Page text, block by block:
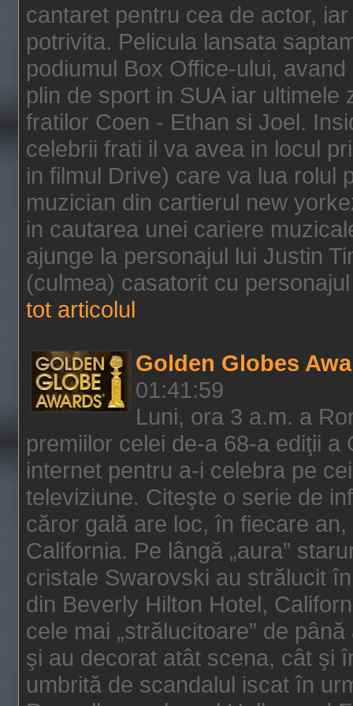
cantaret pentru cea de actor,
potrivita. Pelicula lansata
podiumul Box Office-ului,
plin de sport in SUA iar
fratilor Coen - Ethan si Joel.
celebrii frati il va avea in locul
in filmul Drive) care va lua rolul
muzician din cartierul new
in cautarea unei cariere
ajunge la personajul lui Justin
(culmea) casatorit cu
tot articolul
Golden Globes
01:41:59
Luni, ora 3 a.m. a
premiilor celei de-a 68-a ediţii
internet pentru a-i celebra pe
televiziune. Citeşte o serie de
căror gală are loc, în fiecare
California. Pe lângă „aura”
cristale Swarovski au strălucit
din Beverly Hilton Hotel,
cele mai „strălucitoare” de
şi au decorat atât scena, cât şi
umbrită de scandalul iscat în